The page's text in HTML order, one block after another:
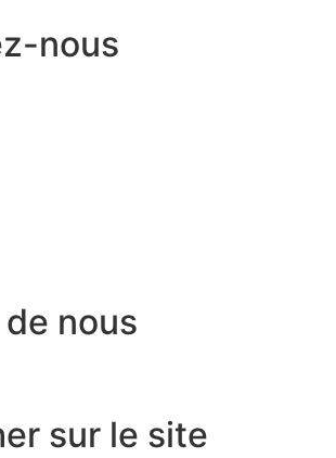
nous
nous
sur le site